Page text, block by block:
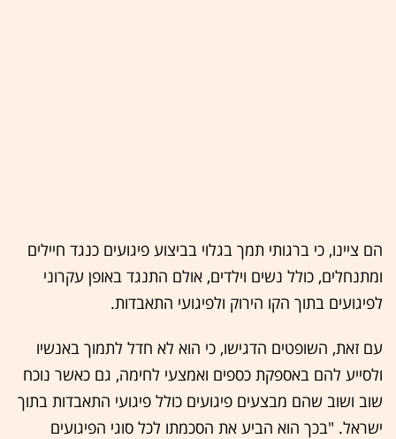
הם ציינו, כי ברגותי תמך בגלוי בביצוע פיגועים כנגד חיילים
ומתנחלים, כולל נשים וילדים, אולם התנגד באופן עקרוני
לפיגועים בתוך הקו הירוק ולפיגועי התאבדות.
עם זאת, השופטים הדגישו, כי הוא לא חדל לתמוך באנשיו
ולסייע להם באספקת כספים ואמצעי לחימה, גם כאשר נוכח
שוב ושוב שהם מבצעים פיגועים כולל פיגועי התאבדות בתוך
ישראל. "בכך הוא הביע את הסכמתו לכל סוגי הפיגועים